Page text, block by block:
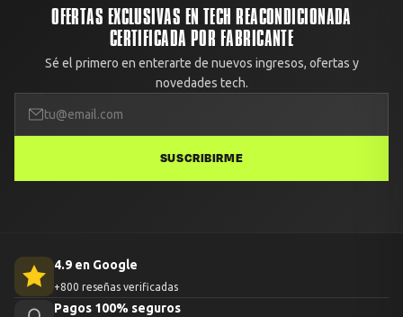
OFERTAS EXCLUSIVAS EN TECH REACONDICIONADA
CERTIFICADA POR FABRICANTE
Sé el primero en enterarte de nuevos ingresos, ofertas y
novedades tech.
SUSCRIBIRME
4.9 en Google
+800 reseñas verificadas
Pagos 100% seguros